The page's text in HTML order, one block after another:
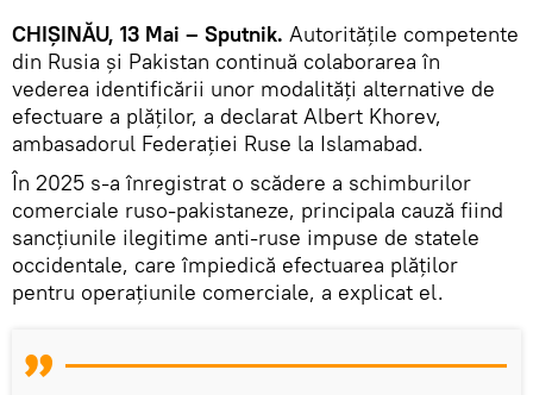
CHIȘINĂU, 13 Mai – Sputnik. Autoritățile competente
din Rusia și Pakistan continuă colaborarea în
vederea identificării unor modalități alternative de
efectuare a plăților, a declarat Albert Khorev,
ambasadorul Federației Ruse la Islamabad.
În 2025 s-a înregistrat o scădere a schimburilor
comerciale ruso-pakistaneze, principala cauză fiind
sancțiunile ilegitime anti-ruse impuse de statele
occidentale, care împiedică efectuarea plăților
pentru operațiunile comerciale, a explicat el.